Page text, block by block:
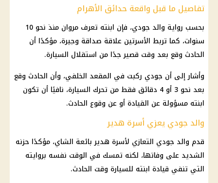
تفاصيل ما قبل واقعة حدائق الأهرام
بحسب رواية والد جودي، فإن ابنته تعرف مروان منذ نحو 10
سنوات، كما تربط الأسرتين علاقة صداقة وجيرة، مؤكدًا أن
الحادث وقع بعد وقت قصير جدًا من استقلال السيارة.
وأشار إلى أن جودي ركبت في المقعد الخلفي، وأن الحادث وقع
بعد نحو 3 أو 4 دقائق فقط من تحرك السيارة، نافيًا أن تكون
ابنته مسؤولة عن القيادة أو عن وقوع الحادث.
والد جودي يعزي أسرة هدير
قدم والد جودي التعازي لأسرة هدير بائعة الشاي، مؤكدًا حزنه
الشديد على وفاتها، لكنه تمسك في الوقت نفسه بروايته
التي تنفي قيادة ابنته للسيارة وقت الحادث.